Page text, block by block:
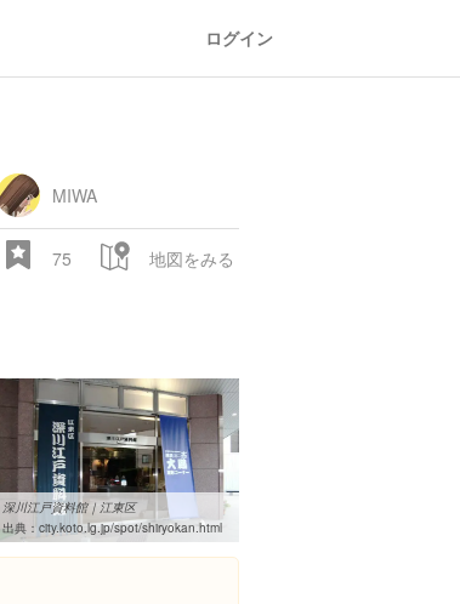
ログイン
MIWA
75 地図をみる
深川江戸資料館｜江東区
出典： city.koto.lg.jp/spot/shiryokan.html